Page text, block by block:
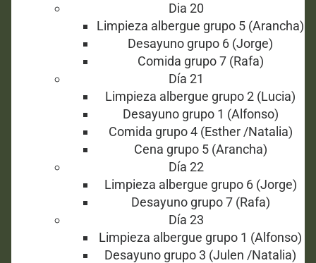
Dia 20
Limpieza albergue grupo 5 (Arancha)
Desayuno grupo 6 (Jorge)
Comida grupo 7 (Rafa)
Día 21
Limpieza albergue grupo 2 (Lucia)
Desayuno grupo 1 (Alfonso)
Comida grupo 4 (Esther /Natalia)
Cena grupo 5 (Arancha)
Día 22
Limpieza albergue grupo 6 (Jorge)
Desayuno grupo 7 (Rafa)
Día 23
Limpieza albergue grupo 1 (Alfonso)
Desayuno grupo 3 (Julen /Natalia)